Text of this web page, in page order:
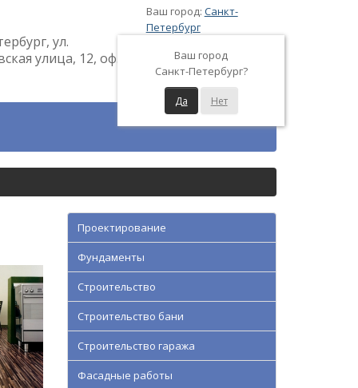
ул.
улица, 12, оф.
Ваш город: Санкт-
Петербург
Ваш город
Санкт-Петербург?
Да Нет
Проектирование
Фундаменты
Строительство
Строительство бани
Строительство гаража
Фасадные работы